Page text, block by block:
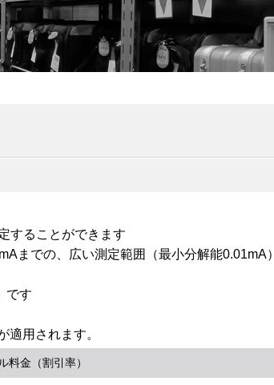
することができます
までの、広い測定範囲（最小分解能0.01mA）
です
用されます。
料金（割引率）